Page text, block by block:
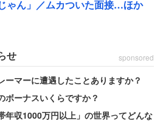
ります。部下からの反発を過剰に
からの評価を気にしすぎる過剰な
という名の結論を出すためだけの
いことによる最大の損失は、生産
とによって、「組織の時間を奪
ゃん」／ムカついた面接…ほか
せ sponsored
ーマーに遭遇したことありますか？
ボーナスいくらですか？
年収1000万円以上」の世界ってどんな